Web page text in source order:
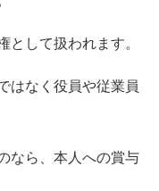
して扱われます。
はなく役員や従業員
なら、本人への賞与